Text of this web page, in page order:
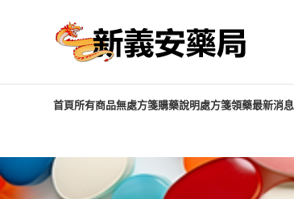
首頁所有商品無處方箋購藥說明處方箋領藥最新消息